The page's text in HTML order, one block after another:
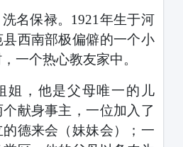
名保禄。 1921年生于河
西南部极偏僻的一个小
一个热心教友家中。
姐，他是父母唯一的儿
献身事主，一位加入了
德来会（妹妹会）；一